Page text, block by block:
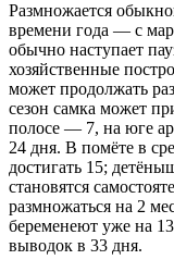
Размножается
времени года — с
обычно наступает
хозяйственные
может продолжать
сезон самка может
полосе — 7, на юге
24 дня. В помёте в
достигать 15;
становятся
размножаться на 2
беременеют уже на
выводок в 33 дня.